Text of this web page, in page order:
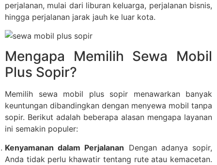
perjalanan, mulai dari liburan keluarga, perjalanan bisnis,
hingga perjalanan jarak jauh ke luar kota.
Mengapa Memilih Sewa Mobil
Plus Sopir?
Memilih sewa mobil plus sopir menawarkan banyak
keuntungan dibandingkan dengan menyewa mobil tanpa
sopir. Berikut adalah beberapa alasan mengapa layanan
ini semakin populer:
Kenyamanan dalam Perjalanan Dengan adanya sopir,
Anda tidak perlu khawatir tentang rute atau kemacetan.